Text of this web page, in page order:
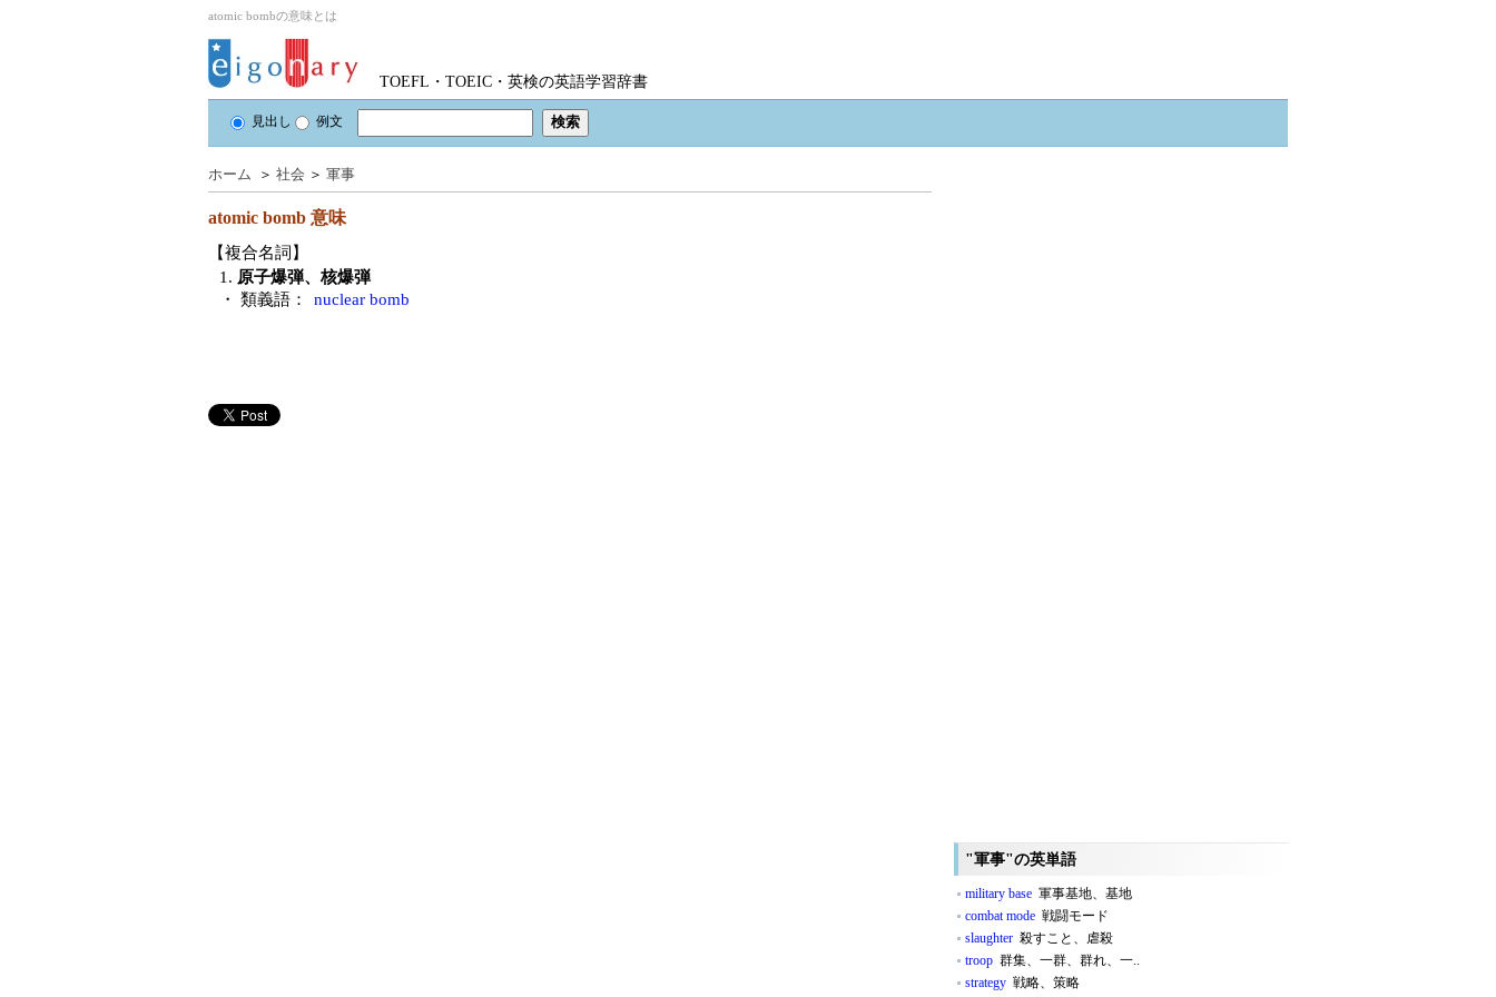
atomic bombの意味とは
TOEFL・TOEIC・英検の英語学習辞書
見出し 例文
ホーム ＞ 社会 ＞ 軍事
atomic bomb 意味
【複合名詞】
1. 原子爆弾、核爆弾
・ 類義語：
nuclear bomb
"軍事"の英単語
military base 軍事基地、基地
combat mode 戦闘モード
slaughter 殺すこと、虐殺
troop 群集、一群、群れ、一..
strategy 戦略、策略